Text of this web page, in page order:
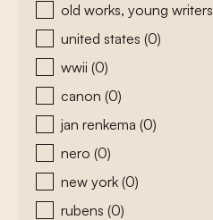
old works, young writers
united states (0)
wwii (0)
canon (0)
jan renkema (0)
nero (0)
new york (0)
rubens (0)